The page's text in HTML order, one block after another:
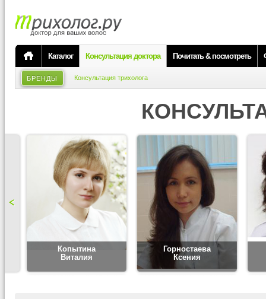
Каталог Консультация доктора Почитать & посмотреть
БРЕНДЫ Консультация трихолога
Копытина
Виталия
Горностаева
Ксения